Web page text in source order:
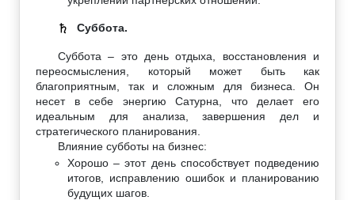
♄ Суббота.
Суббота – это день отдыха, восстановления и
переосмысления, который может быть как
благоприятным, так и сложным для бизнеса. Он
несет в себе энергию Сатурна, что делает его
идеальным для анализа, завершения дел и
стратегического планирования.
Влияние субботы на бизнес:
Хорошо – этот день способствует подведению
итогов, исправлению ошибок и планированию
будущих шагов.